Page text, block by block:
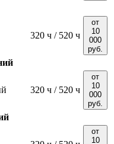
320 ч / 520 ч
от
10
000
руб.
320 ч / 520 ч
от
10
000
руб.
от
10